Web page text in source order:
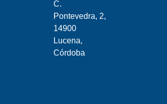
C.
Pontevedra, 2,
14900
Lucena,
Córdoba